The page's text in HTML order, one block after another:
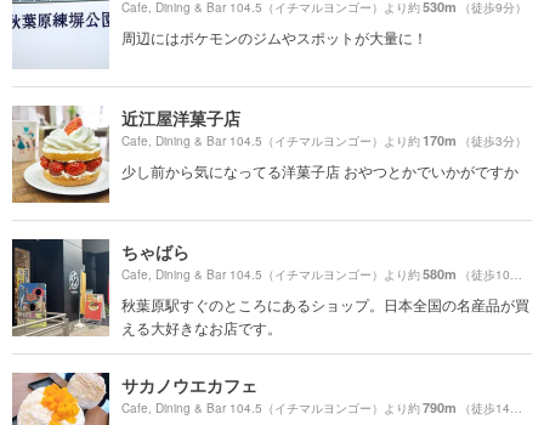
Cafe, Dining & Bar 104.5（イチマルヨンゴー）より約530m （徒歩9分）
周辺にはポケモンのジムやスポットが大量に！
近江屋洋菓子店
Cafe, Dining & Bar 104.5（イチマルヨンゴー）より約170m （徒歩3分）
少し前から気になってる洋菓子店 おやつとかでいかがですか
ちゃばら
Cafe, Dining & Bar 104.5（イチマルヨンゴー）より約580m （徒歩10分）
秋葉原駅すぐのところにあるショップ。日本全国の名産品が買
える大好きなお店です。
サカノウエカフェ
Cafe, Dining & Bar 104.5（イチマルヨンゴー）より約790m （徒歩14分）